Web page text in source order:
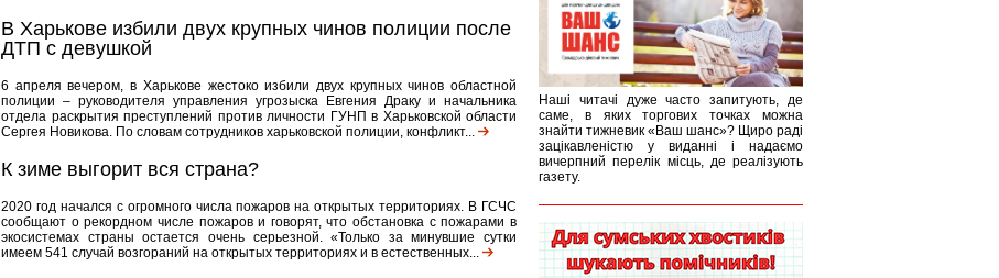
В Харькове избили двух крупных чинов полиции после
ДТП с девушкой
6 апреля вечером, в Харькове жестоко избили двух крупных чинов областной
полиции – руководителя управления угрозыска Евгения Драку и начальника
отдела раскрытия преступлений против личности ГУНП в Харьковской области
Сергея Новикова. По словам сотрудников харьковской полиции, конфликт...
К зиме выгорит вся страна?
2020 год начался с огромного числа пожаров на открытых территориях. В ГСЧС
сообщают о рекордном числе пожаров и говорят, что обстановка с пожарами в
экосистемах страны остается очень серьезной. «Только за минувшие сутки
имеем 541 случай возгораний на открытых территориях и в естественных...
Наші читачі дуже часто запитують, де
саме, в яких торгових точках можна
знайти тижневик «Ваш шанс»? Щиро раді
зацікавленістю у виданні і надаємо
вичерпний перелік місць, де реалізують
газету.